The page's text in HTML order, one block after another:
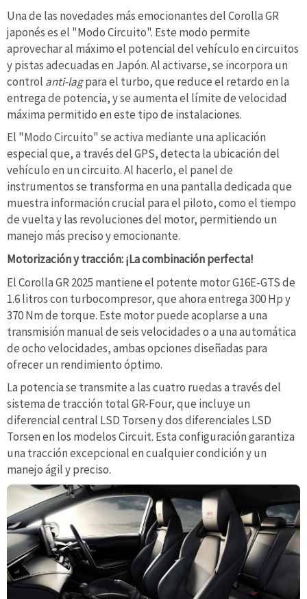
Una de las novedades más emocionantes del Corolla GR
japonés es el "Modo Circuito". Este modo permite
aprovechar al máximo el potencial del vehículo en circuitos
y pistas adecuadas en Japón. Al activarse, se incorpora un
control anti-lagpara el turbo, que reduce el retardo en la
entrega de potencia, y se aumenta el límite de velocidad
máxima permitido en este tipo de instalaciones.
El "Modo Circuito" se activa mediante una aplicación
especial que, a través del GPS, detecta la ubicación del
vehículo en un circuito. Al hacerlo, el panel de
instrumentos se transforma en una pantalla dedicada que
muestra información crucial para el piloto, como el tiempo
de vuelta y las revoluciones del motor, permitiendo un
manejo más preciso y emocionante.
Motorización y tracción: ¡La combinación perfecta!
El Corolla GR 2025 mantiene el potente motor G16E-GTS de
1.6 litros con turbocompresor, que ahora entrega 300 Hp y
370 Nm de torque. Este motor puede acoplarse a una
transmisión manual de seis velocidades o a una automática
de ocho velocidades, ambas opciones diseñadas para
ofrecer un rendimiento óptimo.
La potencia se transmite a las cuatro ruedas a través del
sistema de tracción total GR-Four, que incluye un
diferencial central LSD Torsen y dos diferenciales LSD
Torsen en los modelos Circuit. Esta configuración garantiza
una tracción excepcional en cualquier condición y un
manejo ágil y preciso.